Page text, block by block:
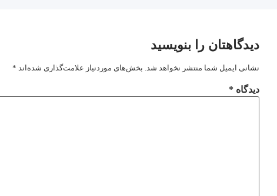
دیدگاهتان را بنویسید
نشانی ایمیل شما منتشر نخواهد شد. بخش‌های موردنیاز علامت‌گذاری شده‌اند *
دیدگاه *